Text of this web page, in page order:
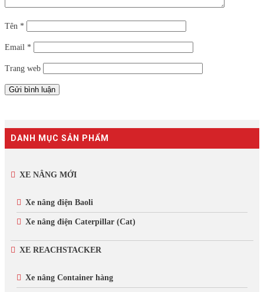
Tên *
Email *
Trang web
DANH MỤC SẢN PHẨM
XE NÂNG MỚI
Xe nâng điện Baoli
Xe nâng điện Caterpillar (Cat)
XE REACHSTACKER
Xe nâng Container hàng